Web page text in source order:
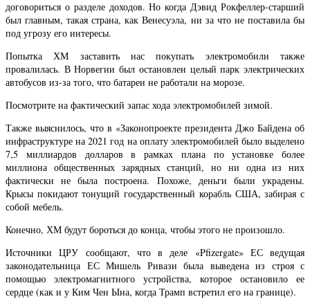
договориться о разделе доходов. Но когда Дэвид Рокфеллер-старший
был главным, такая страна, как Венесуэла, ни за что не поставила бы
под угрозу его интересы.
Попытка ХМ заставить нас покупать электромобили также
провалилась. В Норвегии был остановлен целый парк электрических
автобусов из-за того, что батареи не работали на морозе.
Посмотрите на фактический запас хода электромобилей зимой.
Также выяснилось, что в «Законопроекте президента Джо Байдена об
инфраструктуре на 2021 год на оплату электромобилей было выделено
7,5 миллиардов долларов в рамках плана по установке более
миллиона общественных зарядных станций, но ни одна из них
фактически не была построена. Похоже, деньги были украдены.
Крысы покидают тонущий государственный корабль США, забирая с
собой мебель.
Конечно, ХМ будут бороться до конца, чтобы этого не произошло.
Источники ЦРУ сообщают, что в деле «Pfizergate» ЕС ведущая
законодательница ЕС Мишель Ривази была выведена из строя с
помощью электромагнитного устройства, которое остановило ее
сердце (как и у Ким Чен Ына, когда Трамп встретил его на границе).